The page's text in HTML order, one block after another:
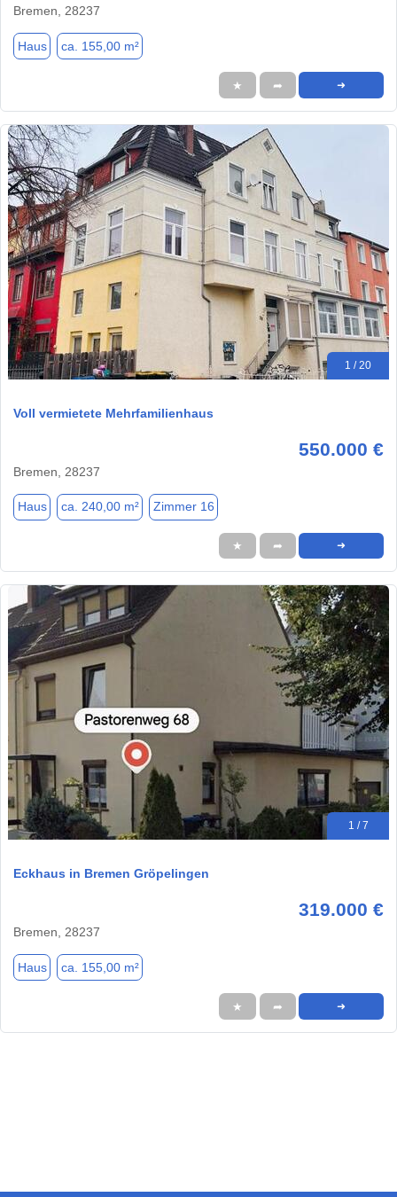
Bremen, 28237
Haus ca. 155,00 m²
★ ➦ ➜
1 / 20
Voll vermietete Mehrfamilienhaus
550.000 €
Bremen, 28237
Haus ca. 240,00 m² Zimmer 16
★ ➦ ➜
1 / 7
Eckhaus in Bremen Gröpelingen
319.000 €
Bremen, 28237
Haus ca. 155,00 m²
★ ➦ ➜